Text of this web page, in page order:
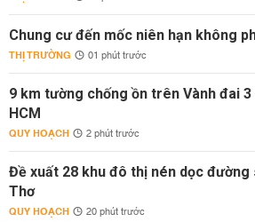
Chung cư đến mốc niên hạn không
THỊ TRƯỜNG 01 phút trước
9 km tường chống ồn trên Vành đai
HCM
QUY HOẠCH 2 phút trước
Đề xuất 28 khu đô thị nén dọc đường
Thơ
QUY HOẠCH 20 phút trước